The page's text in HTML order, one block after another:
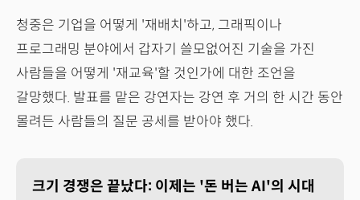
청중은 기업을 어떻게 '재배치'하고, 그래픽이나
프로그래밍 분야에서 갑자기 쓸모없어진 기술을 가진
사람들을 어떻게 '재교육'할 것인가에 대한 조언을
갈망했다. 발표를 맡은 강연자는 강연 후 거의 한 시간 동안
몰려든 사람들의 질문 공세를 받아야 했다.
크기 경쟁은 끝났다: 이제는 '돈 버는 AI'의 시대